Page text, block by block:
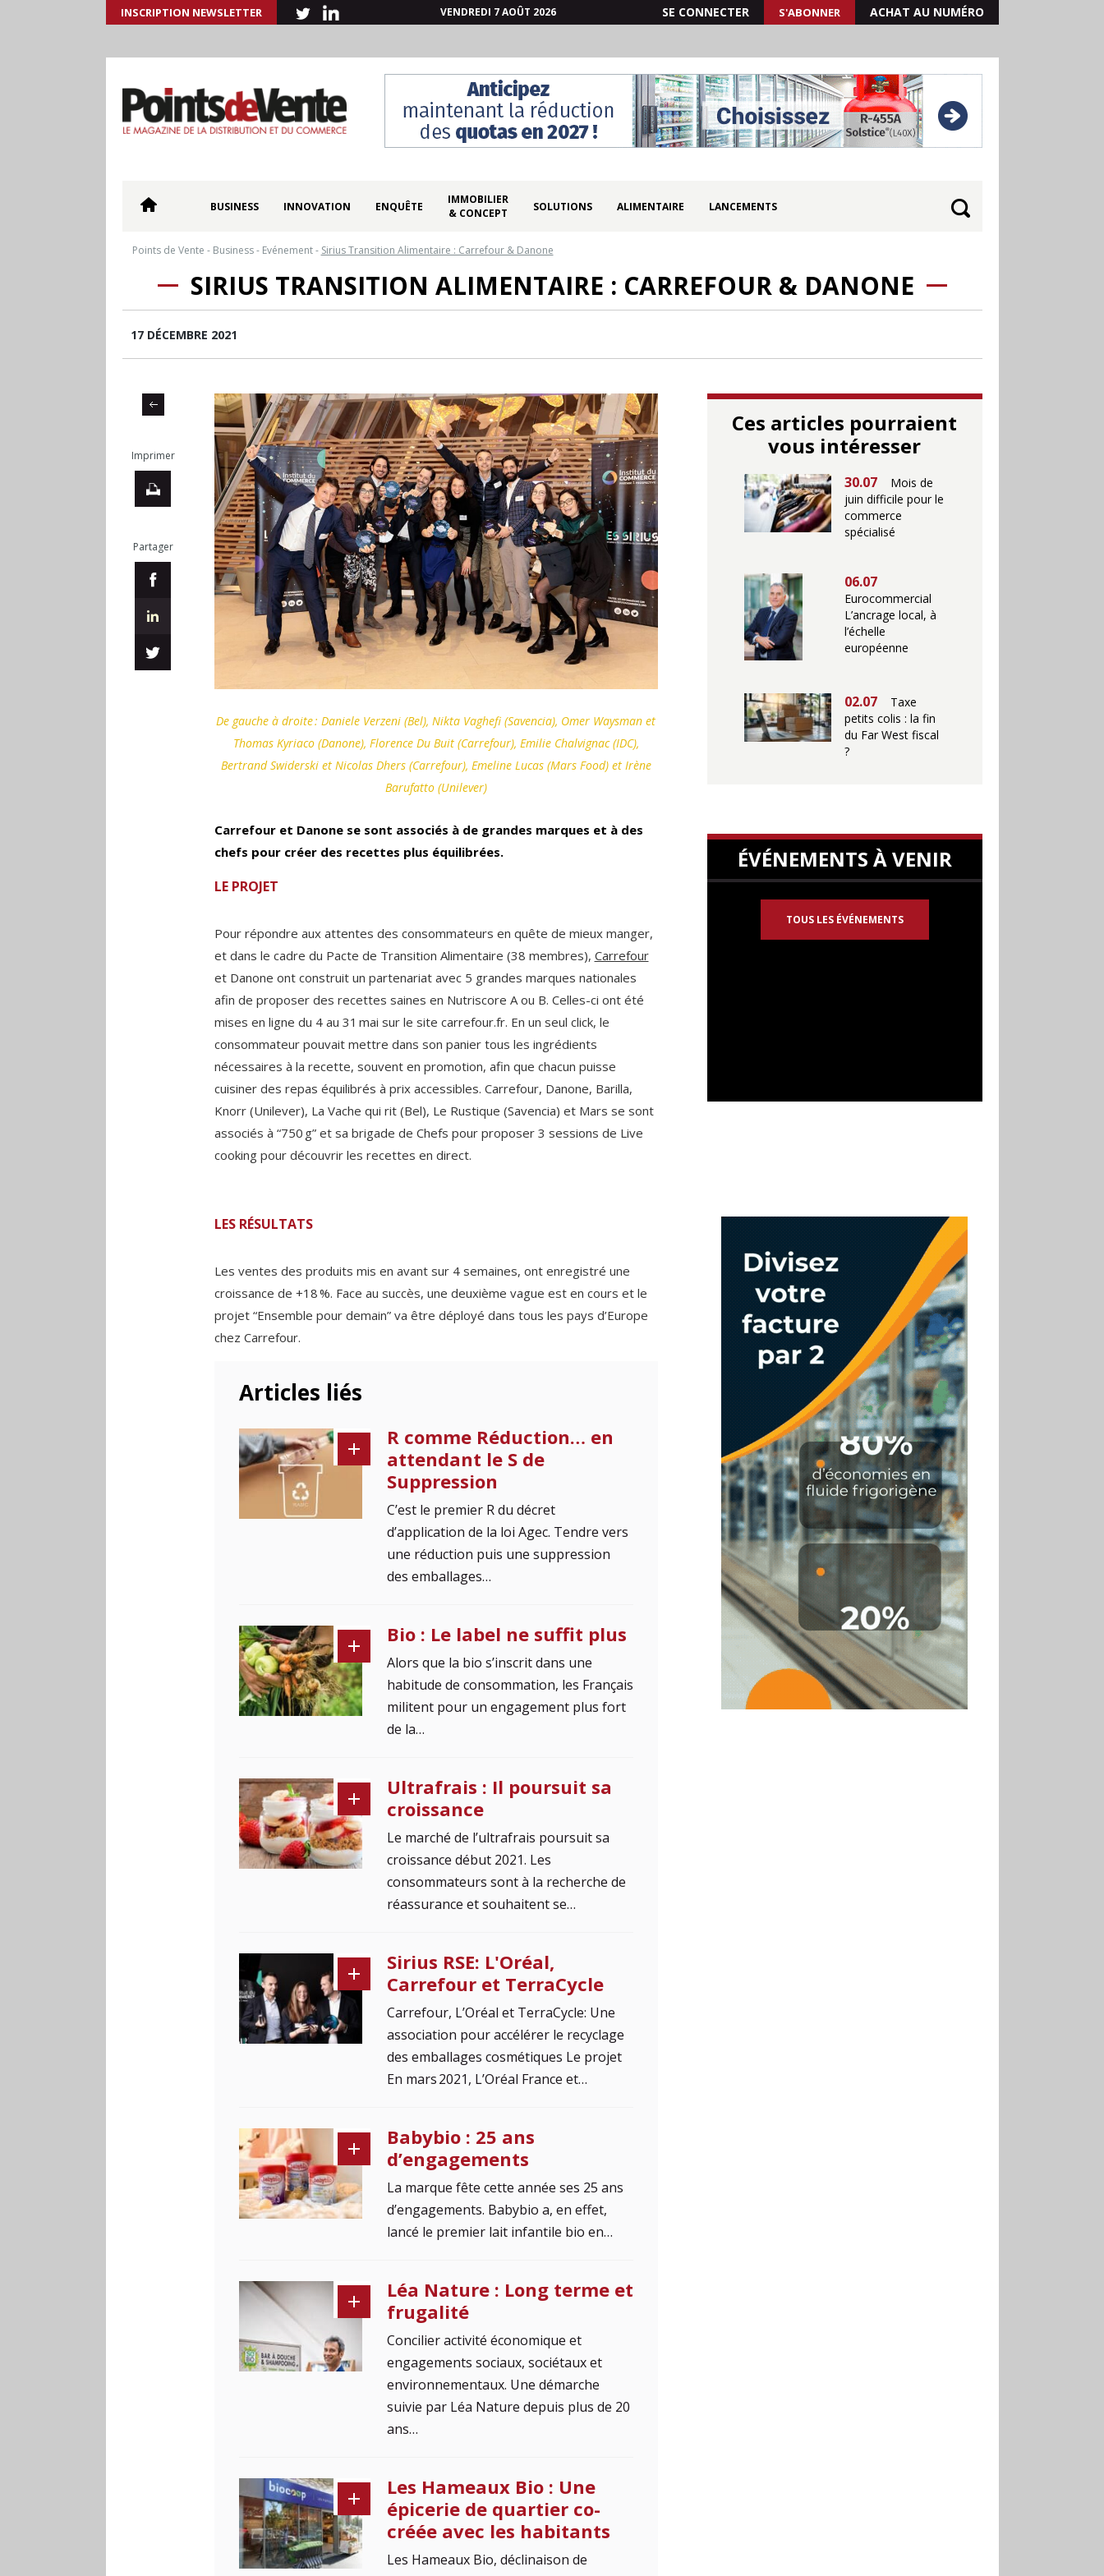
INSCRIPTION NEWSLETTER VENDREDI 7 AOÛT 2026 SE CONNECTER S'ABONNER ACHAT AU NUMÉRO
BUSINESS INNOVATION ENQUÊTE
IMMOBILIER
& CONCEPT
SOLUTIONS ALIMENTAIRE LANCEMENTS
Points de Vente - Business- Evénement- Sirius Transition Alimentaire : Carrefour & Danone
SIRIUS TRANSITION ALIMENTAIRE : CARREFOUR & DANONE
17 DÉCEMBRE 2021
Imprimer
Partager
De gauche à droite : Daniele Verzeni (Bel), Nikta Vaghefi (Savencia), Omer Waysman et
Thomas Kyriaco (Danone), Florence Du Buit (Carrefour), Emilie Chalvignac (IDC),
Bertrand Swiderski et Nicolas Dhers (Carrefour), Emeline Lucas (Mars Food) et Irène
Barufatto (Unilever)
Carrefour et Danone se sont associés à de grandes marques et à des
chefs pour créer des recettes plus équilibrées.
LE PROJET
Pour répondre aux attentes des consommateurs en quête de mieux manger,
et dans le cadre du Pacte de Transition Alimentaire (38 membres), Carrefour
et Danone ont construit un partenariat avec 5 grandes marques nationales
afin de proposer des recettes saines en Nutriscore A ou B. Celles-ci ont été
mises en ligne du 4 au 31 mai sur le site carrefour.fr. En un seul click, le
consommateur pouvait mettre dans son panier tous les ingrédients
nécessaires à la recette, souvent en promotion, afin que chacun puisse
cuisiner des repas équilibrés à prix accessibles. Carrefour, Danone, Barilla,
Knorr (Unilever), La Vache qui rit (Bel), Le Rustique (Savencia) et Mars se sont
associés à “750 g” et sa brigade de Chefs pour proposer 3 sessions de Live
cooking pour découvrir les recettes en direct.
LES RÉSULTATS
Les ventes des produits mis en avant sur 4 semaines, ont enregistré une
croissance de +18 %. Face au succès, une deuxième vague est en cours et le
projet “Ensemble pour demain” va être déployé dans tous les pays d’Europe
chez Carrefour.
Articles liés
R comme Réduction… en
attendant le S de
Suppression
C’est le premier R du décret
d’application de la loi Agec. Tendre vers
une réduction puis une suppression
des emballages…
Bio : Le label ne suffit plus
Alors que la bio s’inscrit dans une
habitude de consommation, les Français
militent pour un engagement plus fort
de la…
Ultrafrais : Il poursuit sa
croissance
Le marché de l’ultrafrais poursuit sa
croissance début 2021. Les
consommateurs sont à la recherche de
réassurance et souhaitent se…
Sirius RSE: L'Oréal,
Carrefour et TerraCycle
Carrefour, L’Oréal et TerraCycle: Une
association pour accélérer le recyclage
des emballages cosmétiques Le projet
En mars 2021, L’Oréal France et…
Babybio : 25 ans
d’engagements
La marque fête cette année ses 25 ans
d’engagements. Babybio a, en effet,
lancé le premier lait infantile bio en…
Léa Nature : Long terme et
frugalité
Concilier activité économique et
engagements sociaux, sociétaux et
environnementaux. Une démarche
suivie par Léa Nature depuis plus de 20
ans…
Les Hameaux Bio : Une
épicerie de quartier co-
créée avec les habitants
Les Hameaux Bio, déclinaison de
Ces articles pourraient
vous intéresser
30.07
Mois de
juin difficile pour le
commerce
spécialisé
06.07
Eurocommercial
L’ancrage local, à
l’échelle
européenne
02.07
Taxe
petits colis : la fin
du Far West fiscal
?
ÉVÉNEMENTS À VENIR
TOUS LES ÉVÉNEMENTS